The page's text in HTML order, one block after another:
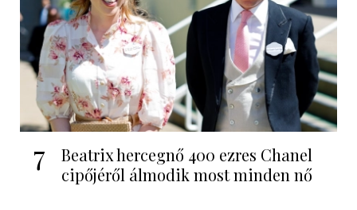
7
Beatrix hercegnő 400 ezres Chanel
cipőjéről álmodik most minden nő